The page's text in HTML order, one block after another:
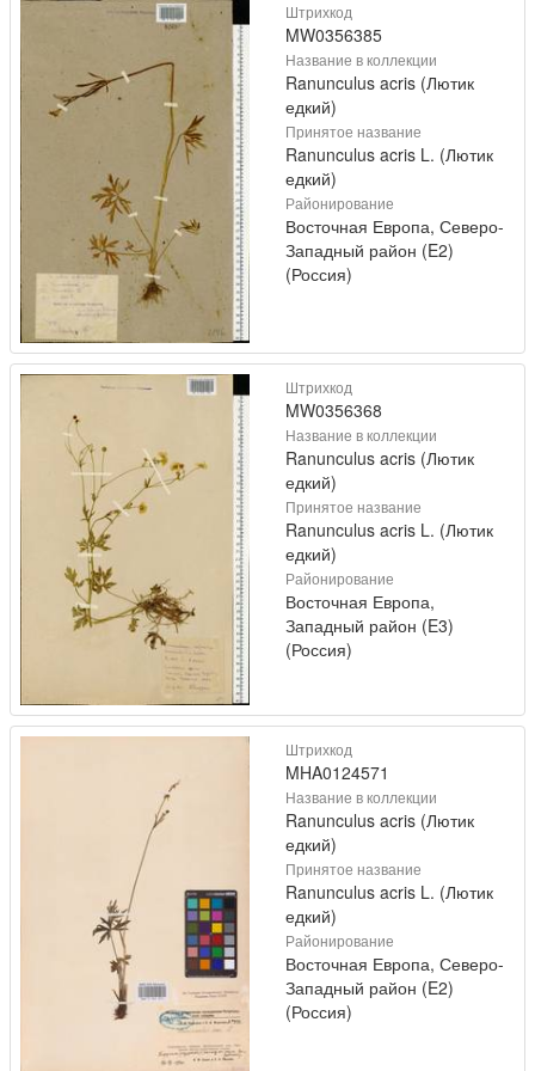
Штрихкод
MW0356385
Название в коллекции
Ranunculus acris (Лютик
едкий)
Принятое название
Ranunculus acris L. (Лютик
едкий)
Районирование
Восточная Европа, Северо-
Западный район (E2)
(Россия)
Штрихкод
MW0356368
Название в коллекции
Ranunculus acris (Лютик
едкий)
Принятое название
Ranunculus acris L. (Лютик
едкий)
Районирование
Восточная Европа,
Западный район (E3)
(Россия)
Штрихкод
MHA0124571
Название в коллекции
Ranunculus acris (Лютик
едкий)
Принятое название
Ranunculus acris L. (Лютик
едкий)
Районирование
Восточная Европа, Северо-
Западный район (E2)
(Россия)